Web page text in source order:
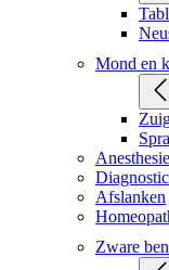
Mond en
Anesthesie
Afslanken
Zware